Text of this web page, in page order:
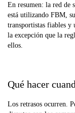
En resumen: la red de
está utilizando FBM,
transportistas fiables y
la excepción que la
ellos.
Qué hacer
Los retrasos ocurren.